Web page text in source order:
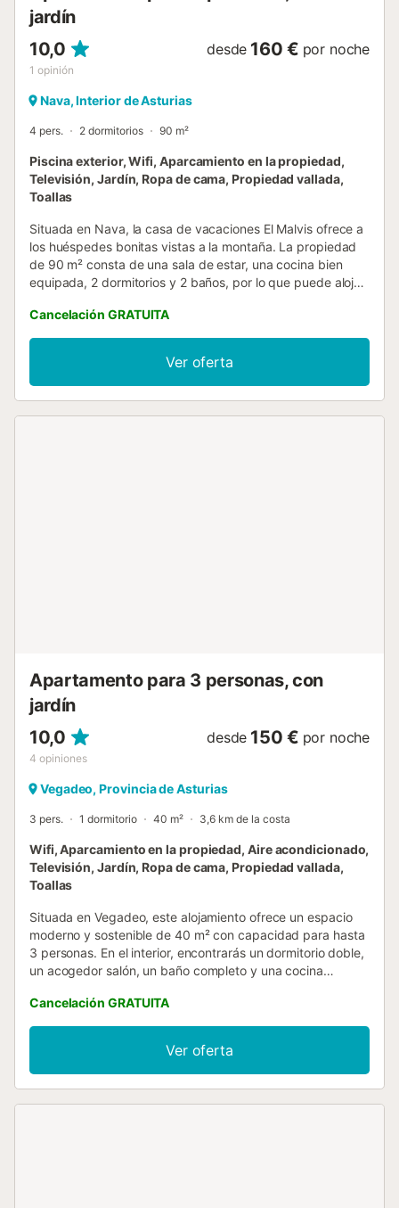
jardín
10,0
1 opinión
desde 160 € por noche
Nava, Interior de Asturias
4 pers. 2 dormitorios 90 m²
Piscina exterior, Wifi, Aparcamiento en la propiedad,
Televisión, Jardín, Ropa de cama, Propiedad vallada,
Toallas
Situada en Nava, la casa de vacaciones El Malvis ofrece a
los huéspedes bonitas vistas a la montaña. La propiedad
de 90 m² consta de una sala de estar, una cocina bien
equipada, 2 dormitorios y 2 baños, por lo que puede alojar
televisión y lavadora. También hay una cuna y una trona
disponibles. Este alquiler vacacional cuenta con jardín
privado, terrazas cubiertas y descubiertas y barbacoa.
Los huéspedes también pueden disfrutar de una zona
exterior compartida con una piscina vallada (con otras dos
Cancelación GRATUITA
Ver oferta
Apartamento para 3 personas, con
jardín
10,0
4 opiniones
desde 150 € por noche
Vegadeo, Provincia de Asturias
3 pers. 1 dormitorio 40 m² 3,6 km de la costa
Wifi, Aparcamiento en la propiedad, Aire acondicionado,
Televisión, Jardín, Ropa de cama, Propiedad vallada,
Toallas
Situada en Vegadeo, este alojamiento ofrece un espacio
moderno y sostenible de 40 m² con capacidad para hasta
3 personas. En el interior, encontrarás un dormitorio doble,
un acogedor salón, un baño completo y una cocina
una terraza privada descubierta con vistas a la montaña y
al mar. Entre las comodidades se incluyen aire
acondicionado, Wi-Fi, TV y cuna para bebé disponible bajo
petición y disponible por un suplemento. Se aceptan
mascotas previa consulta con el anfitrión y disponible por
Cancelación GRATUITA
Ver oferta